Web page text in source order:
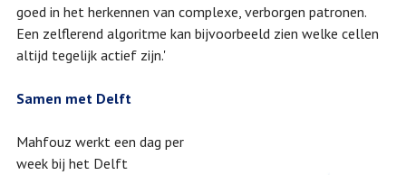
goed in het herkennen van complexe, verborgen patronen.
Een zelflerend algoritme kan bijvoorbeeld zien welke cellen
altijd tegelijk actief zijn.'
Samen met Delft
Mahfouz werkt een dag per
week bij het Delft